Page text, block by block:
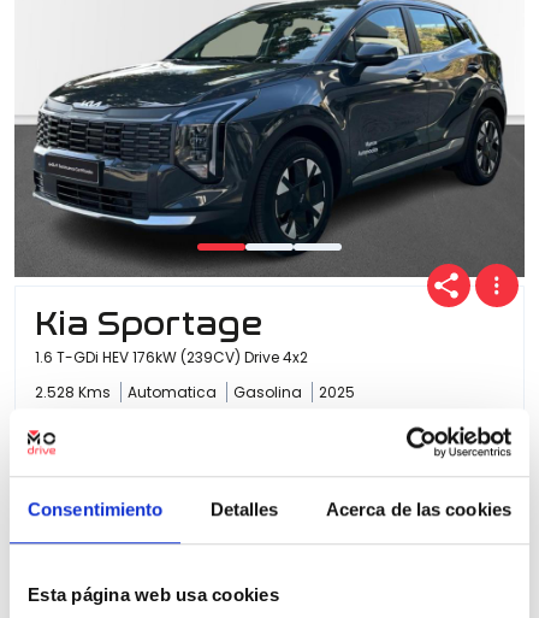
Consentimiento Detalles Acerca de las cookies
Esta página web usa cookies
Kia Sportage
1.6 T-GDi HEV 176kW (239CV) Drive 4x2
2.528 Kms
Automatica Gasolina 2025
Precio financiado 100%
33.200€ 516,82€/mes
Precio al contado: 35.200 €